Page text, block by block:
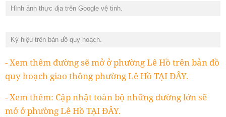
Hình ảnh thực địa trên Google vệ tinh.
Ký hiệu trên bản đồ quy hoạch.
- Xem thêm đường sẽ mở ở phường Lê Hồ trên bản đồ
quy hoạch giao thông phường Lê Hồ TẠI ĐÂY.
- Xem thêm: Cập nhật toàn bộ những đường lớn sẽ
mở ở phường Lê Hồ TẠI ĐÂY.